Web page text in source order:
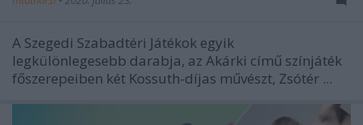
A Szegedi Szabadtéri Játékok egyik
legkülönlegesebb darabja, az Akárki című színjáték
főszerepeiben két Kossuth-díjas művészt, Zsótér ...